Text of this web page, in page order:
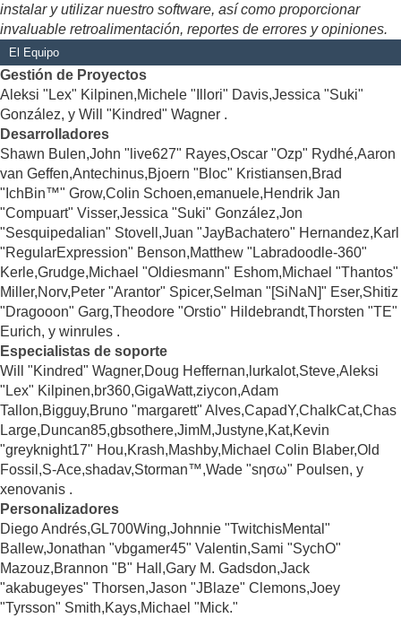
instalar y utilizar nuestro software, así como proporcionar
invaluable retroalimentación, reportes de errores y opiniones.
El Equipo
Gestión de Proyectos
Aleksi "Lex" Kilpinen,Michele "Illori" Davis,Jessica "Suki"
González, y Will "Kindred" Wagner .
Desarrolladores
Shawn Bulen,John "live627" Rayes,Oscar "Ozp" Rydhé,Aaron
van Geffen,Antechinus,Bjoern "Bloc" Kristiansen,Brad
"IchBin™" Grow,Colin Schoen,emanuele,Hendrik Jan
"Compuart" Visser,Jessica "Suki" González,Jon
"Sesquipedalian" Stovell,Juan "JayBachatero" Hernandez,Karl
"RegularExpression" Benson,Matthew "Labradoodle-360"
Kerle,Grudge,Michael "Oldiesmann" Eshom,Michael "Thantos"
Miller,Norv,Peter "Arantor" Spicer,Selman "[SiNaN]" Eser,Shitiz
"Dragooon" Garg,Theodore "Orstio" Hildebrandt,Thorsten "TE"
Eurich, y winrules .
Especialistas de soporte
Will "Kindred" Wagner,Doug Heffernan,lurkalot,Steve,Aleksi
"Lex" Kilpinen,br360,GigaWatt,ziycon,Adam
Tallon,Bigguy,Bruno "margarett" Alves,CapadY,ChalkCat,Chas
Large,Duncan85,gbsothere,JimM,Justyne,Kat,Kevin
"greyknight17" Hou,Krash,Mashby,Michael Colin Blaber,Old
Fossil,S-Ace,shadav,Storman™,Wade "sησω" Poulsen, y
xenovanis .
Personalizadores
Diego Andrés,GL700Wing,Johnnie "TwitchisMental"
Ballew,Jonathan "vbgamer45" Valentin,Sami "SychO"
Mazouz,Brannon "B" Hall,Gary M. Gadsdon,Jack
"akabugeyes" Thorsen,Jason "JBlaze" Clemons,Joey
"Tyrsson" Smith,Kays,Michael "Mick."